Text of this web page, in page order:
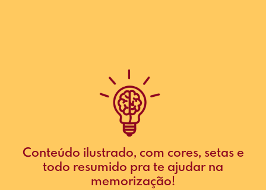
Conteúdo ilustrado, com cores, setas e
todo resumido pra te ajudar na
memorização!